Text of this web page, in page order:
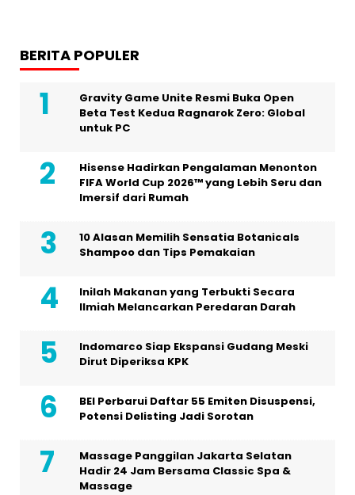
BERITA POPULER
Gravity Game Unite Resmi Buka Open
Beta Test Kedua Ragnarok Zero: Global
untuk PC
Hisense Hadirkan Pengalaman Menonton
FIFA World Cup 2026™ yang Lebih Seru dan
Imersif dari Rumah
10 Alasan Memilih Sensatia Botanicals
Shampoo dan Tips Pemakaian
Inilah Makanan yang Terbukti Secara
Ilmiah Melancarkan Peredaran Darah
Indomarco Siap Ekspansi Gudang Meski
Dirut Diperiksa KPK
BEI Perbarui Daftar 55 Emiten Disuspensi,
Potensi Delisting Jadi Sorotan
Massage Panggilan Jakarta Selatan
Hadir 24 Jam Bersama Classic Spa &
Massage